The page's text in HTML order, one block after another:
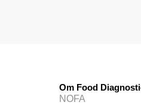
Om Food
NOFA